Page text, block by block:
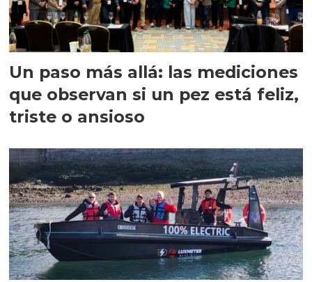
Un paso más allá: las mediciones
que observan si un pez está feliz,
triste o ansioso